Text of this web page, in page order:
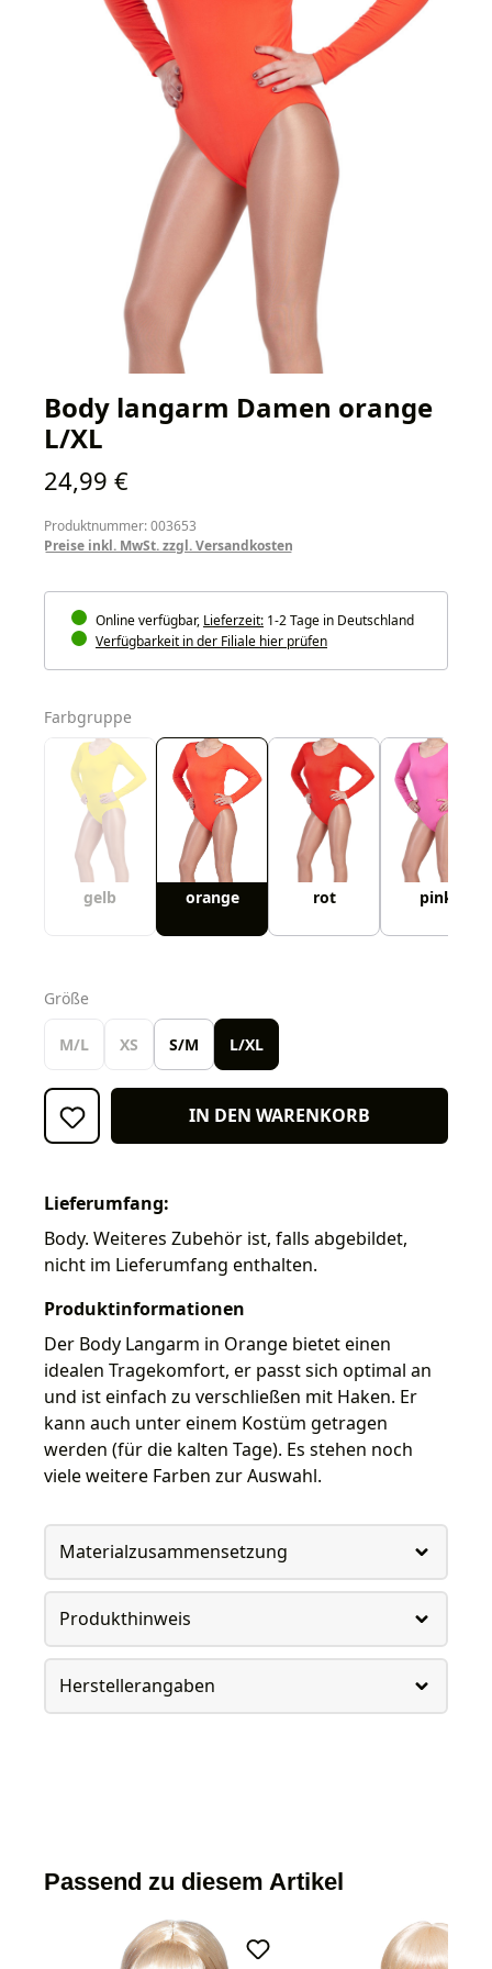
Body langarm Damen orange
L/XL
Regulärer Preis:
24,99 €
Produktnummer: 003653
Preise inkl. MwSt. zzgl. Versandkosten
Online verfügbar, Lieferzeit: 1-2 Tage in Deutschland
Verfügbarkeit in der Filiale hier prüfen
Farbgruppe
gelb orange rot pink
Größe
M/L XS S/M L/XL
IN DEN WARENKORB
Lieferumfang:
Body. Weiteres Zubehör ist, falls abgebildet,
nicht im Lieferumfang enthalten.
Produktinformationen
Der Body Langarm in Orange bietet einen
idealen Tragekomfort, er passt sich optimal an
und ist einfach zu verschließen mit Haken. Er
kann auch unter einem Kostüm getragen
werden (für die kalten Tage). Es stehen noch
viele weitere Farben zur Auswahl.
Materialzusammensetzung
Produkthinweis
Herstellerangaben
Passend zu diesem Artikel